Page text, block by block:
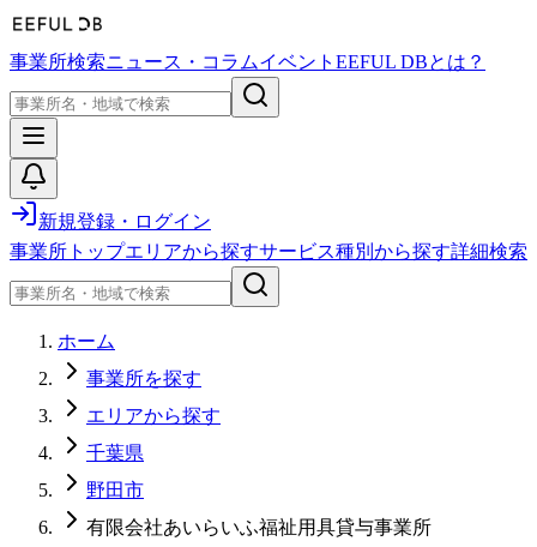
事業所検索ニュース・コラムイベント EEFUL DBとは？
新規登録・ログイン
事業所トップエリアから探すサービス種別から探す詳細検索
ホーム
事業所を探す
エリアから探す
千葉県
野田市
有限会社あいらいふ福祉用具貸与事業所